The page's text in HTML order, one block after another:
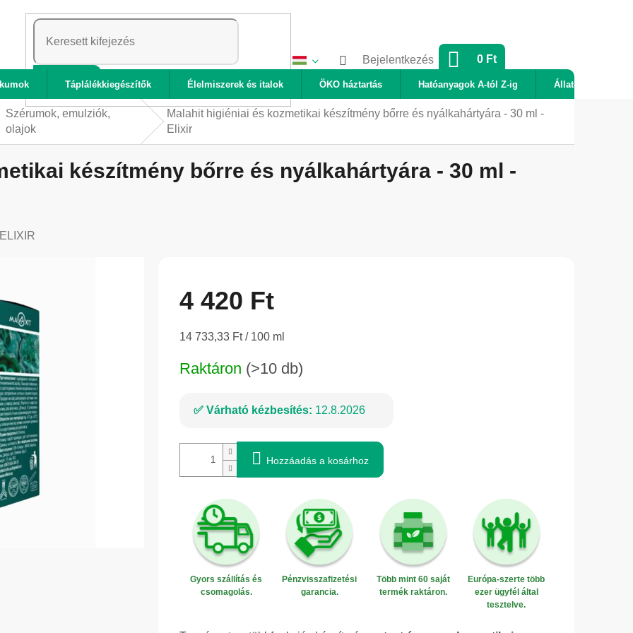
KERESÉS
Bejelentkezés KOSÁR
0 Ft
Táplálékkiegészítők Élelmiszerek és italok ÖKO háztartás Hatóanyagok A-tól Z-ig Állatok
Szérumok, emulziók,
olajok
Malahit higiéniai és kozmetikai készítmény bőrre és nyálkahártyára - 30 ml -
Elixir
készítmény bőrre és nyálkahártyára - 30 ml -
ELIXIR
4 420 Ft
Egységár:
14 733,33 Ft / 100 ml
Raktáron (>10 db)
Várható kézbesítés: 12.8.2026
Hozzáadás a kosárhoz
Gyors szállítás és
csomagolás.
Pénzvisszafizetési
garancia.
Több mint 60 saját
termék raktáron.
Európa-szerte több
ezer ügyfél által
tesztelve.